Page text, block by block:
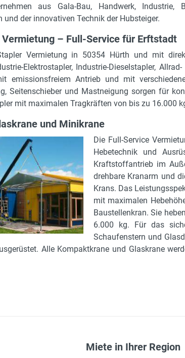
aus Gala-Bau, Handwerk,
und der innovativen Technik der Hubsteiger.
– Full-Service für Erftstadt
Vermietung in 50354 Hürth und mit
Elektrostapler, Industrie-Dieselstapler,
emissionsfreiem Antrieb und mit
Seitenschieber und Mastneigung sorgen für
mit maximalen Tragkräften von bis zu 16.000
und Minikrane
Die Full-Service
Hebetechnik und
Kraftstoffantrieb im
drehbare Kranarm und
Krans. Das
mit maximalen
Baustellenkran. Sie
6.000 kg. Für das
Schaufenstern und
Alle Kompaktkrane und Glaskrane
Miete in Ihrer Region